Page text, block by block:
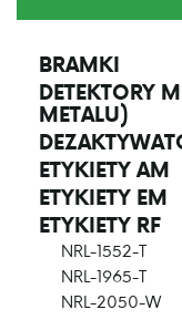
BRAMKI
DETEKTORY
METALU)
ETYKIETY AM
ETYKIETY EM
ETYKIETY RF
NRL-1552-T
NRL-1965-T
NRL-2050-W